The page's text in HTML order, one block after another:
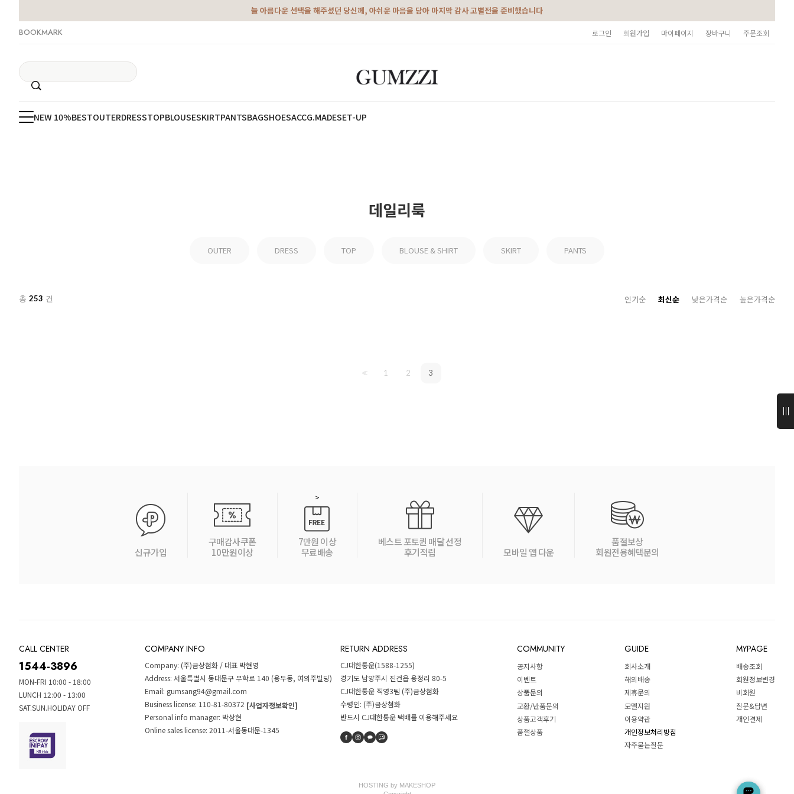
늘 아름다운 선택을 해주셨던 당신께, 아쉬운 마음을 담아 마지막 감사 고별전을 준비했습니다
BOOKMARK
로그인 회원가입 마이페이지 장바구니 주문조회
NEW 10%BESTOUTERDRESSTOPBLOUSESKIRTPANTSBAGSHOESACCG.MADESET-UP
데일리룩
OUTER DRESS TOP BLOUSE & SHIRT SKIRT PANTS
총 253 건 인기순 최신순 낮은가격순 높은가격순
<< 1 2 3
신규가입
구매감사쿠폰
10만원이상
>
7만원 이상
무료배송
베스트 포토퀸 매달 선정
후기적립
모바일 앱 다운
품절보상
회원전용혜택문의
CALL CENTER
1544-3896
MON-FRI 10:00 - 18:00
LUNCH 12:00 - 13:00
SAT.SUN.HOLIDAY OFF
COMPANY INFO
Company: (주)금상첨화 / 대표 박현영
Address: 서울특별시 동대문구 무학로 140 (용두동, 여의주빌딩)
Email: gumsang94@gmail.com
Business license: 110-81-80372 [사업자정보확인]
Personal info manager: 박상현
Online sales license: 2011-서울동대문-1345
RETURN ADDRESS
CJ대한통운(1588-1255)
경기도 남양주시 진건읍 용정리 80-5
CJ대한통운 직영3팀 (주)금상첨화
수령인: (주)금상첨화
반드시 CJ대한통운 택배를 이용해주세요
COMMUNITY
공지사항
이벤트
상품문의
교환/반품문의
상품고객후기
품절상품
GUIDE
회사소개
해외배송
제휴문의
모델지원
이용약관
개인정보처리방침
자주묻는질문
MYPAGE
배송조회
회원정보변경
비회원
질문&답변
개인결제
HOSTING by MAKESHOP